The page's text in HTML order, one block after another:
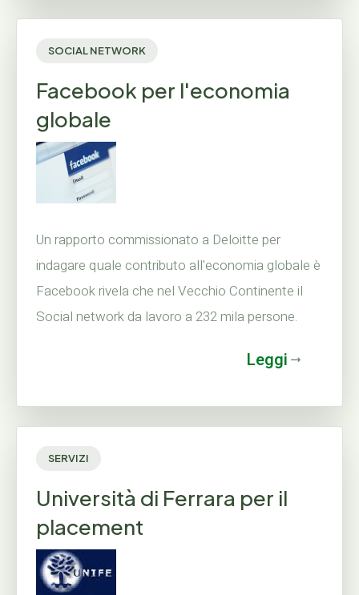
SOCIAL NETWORK
Facebook per l'economia
globale
Un rapporto commissionato a Deloitte per
indagare quale contributo all'economia globale è
Facebook rivela che nel Vecchio Continente il
Social network da lavoro a 232 mila persone.
Leggi
SERVIZI
Università di Ferrara per il
placement